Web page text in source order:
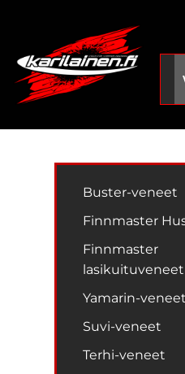
Buster-veneet
Finnmaster
Finnmaster
lasikuituveneet
Yamarin-veneet
Suvi-veneet
Terhi-veneet